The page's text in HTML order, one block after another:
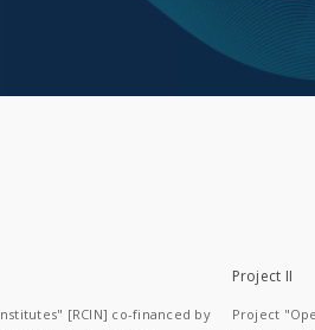
[RCIN] co-financed by
Project II
Project